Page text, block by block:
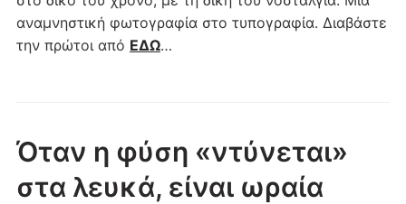
αναμνηστική φωτογραφία στο τυπογραφία. Διαβάστε
την πρώτοι από ΕΔΩ…
Όταν η φύση «ντύνεται»
στα λευκά, είναι ωραία